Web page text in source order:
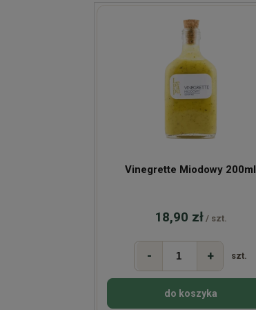
Vinegrette Miodowy 200ml
18,90 zł / szt.
- + szt.
do koszyka